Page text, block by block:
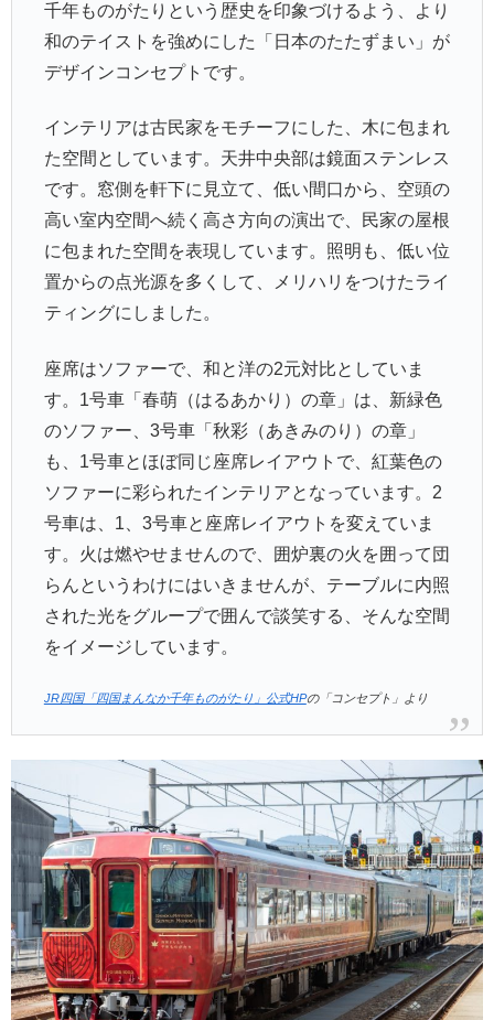
千年ものがたりという歴史を印象づけるよう、より
和のテイストを強めにした「日本のたたずまい」が
デザインコンセプトです。
インテリアは古民家をモチーフにした、木に包まれ
た空間としています。天井中央部は鏡面ステンレス
です。窓側を軒下に見立て、低い間口から、空頭の
高い室内空間へ続く高さ方向の演出で、民家の屋根
に包まれた空間を表現しています。照明も、低い位
置からの点光源を多くして、メリハリをつけたライ
ティングにしました。
座席はソファーで、和と洋の2元対比としていま
す。1号車「春萌（はるあかり）の章」は、新緑色
のソファー、3号車「秋彩（あきみのり）の章」
も、1号車とほぼ同じ座席レイアウトで、紅葉色の
ソファーに彩られたインテリアとなっています。2
号車は、1、3号車と座席レイアウトを変えていま
す。火は燃やせませんので、囲炉裏の火を囲って団
らんというわけにはいきませんが、テーブルに内照
された光をグループで囲んで談笑する、そんな空間
をイメージしています。
JR四国「四国まんなか千年ものがたり」公式HPの「コンセプト」より